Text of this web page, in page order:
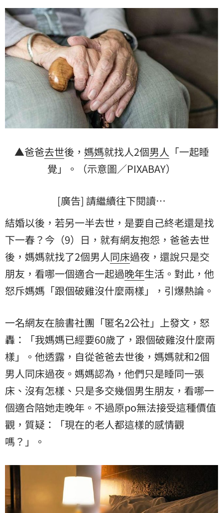
▲爸爸去世後， 媽媽就找人2個男人 「一起睡
覺」。（示意圖／PIXABAY）
[廣告] 請繼續往下閱讀…
結婚以後，若另一半去世，是要自己終老還是找
下一春？今（9）日，就有網友抱怨，爸爸去世
後，媽媽就找了2個男人同床過夜，還說只是交
朋友，看哪一個適合一起過晚年生活。對此，他
怒斥媽媽「跟個破雞沒什麼兩樣」，引爆熱論。
一名網友在臉書社團「匿名2公社」上發文，怒
轟：「我媽媽已經要60歲了，跟個破雞沒什麼兩
樣」。他透露，自從爸爸去世後，媽媽就和2個
男人同床過夜。媽媽認為，他們只是睡同一張
床、沒有怎樣、只是多交幾個男生朋友，看哪一
個適合陪她走晚年。不過原po無法接受這種價值
觀，質疑：「現在的老人都這樣的感情觀
嗎？」。